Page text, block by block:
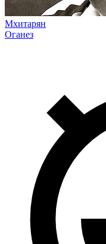
Мхитарян
Оганез